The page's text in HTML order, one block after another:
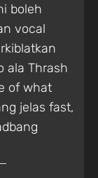
boleh
vocal
ala Thrash
of what
jelas fast,